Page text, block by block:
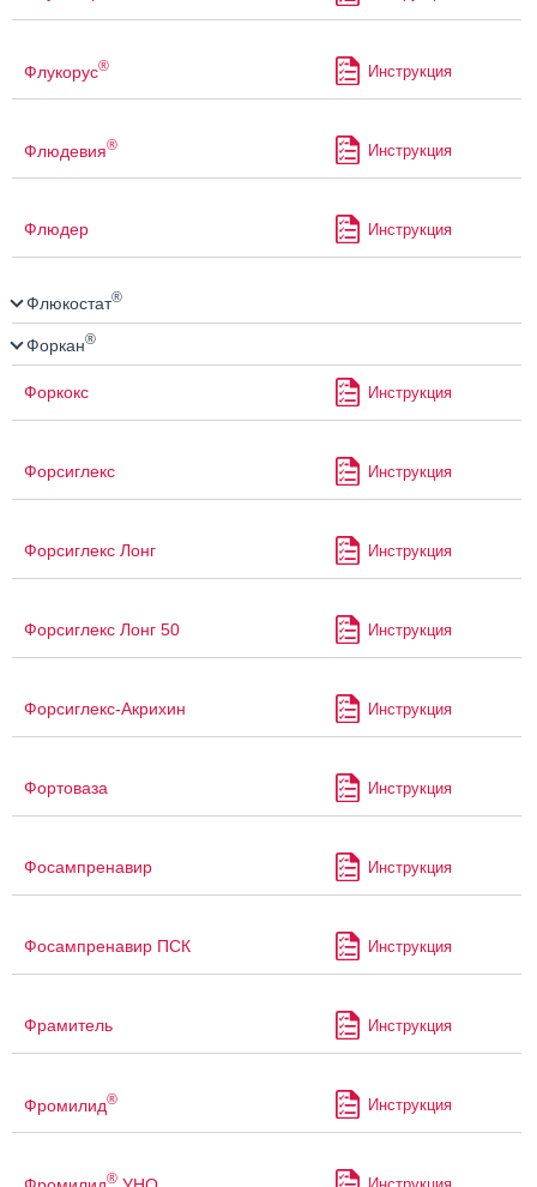
Флукорус® Инструкция
Флюдевия® Инструкция
Флюдер Инструкция
Флюкостат®
Форкан®
Форкокс Инструкция
Форсиглекс Инструкция
Форсиглекс Лонг Инструкция
Форсиглекс Лонг 50 Инструкция
Форсиглекс-Акрихин Инструкция
Фортоваза Инструкция
Фосампренавир Инструкция
Фосампренавир ПСК Инструкция
Фрамитель Инструкция
Фромилид® Инструкция
®